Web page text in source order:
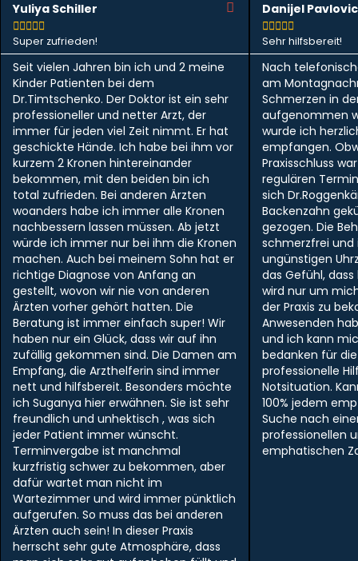
Yuliya Schiller

Super zufrieden!
Seit vielen Jahren bin ich und 2 meine
Kinder Patienten bei dem
Dr.Timtschenko. Der Doktor ist ein sehr
professioneller und netter Arzt, der
immer für jeden viel Zeit nimmt. Er hat
geschickte Hände. Ich habe bei ihm vor
kurzem 2 Kronen hintereinander
bekommen, mit den beiden bin ich
total zufrieden. Bei anderen Ärzten
woanders habe ich immer alle Kronen
nachbessern lassen müssen. Ab jetzt
würde ich immer nur bei ihm die Kronen
machen. Auch bei meinem Sohn hat er
richtige Diagnose von Anfang an
gestellt, wovon wir nie von anderen
Ärzten vorher gehört hatten. Die
Beratung ist immer einfach super! Wir
haben nur ein Glück, dass wir auf ihn
zufällig gekommen sind. Die Damen am
Empfang, die Arzthelferin sind immer
nett und hilfsbereit. Besonders möchte
ich Suganya hier erwähnen. Sie ist sehr
freundlich und unhektisch , was sich
jeder Patient immer wünscht.
Terminvergabe ist manchmal
kurzfristig schwer zu bekommen, aber
dafür wartet man nicht im
Wartezimmer und wird immer pünktlich
aufgerufen. So muss das bei anderen
Ärzten auch sein! In dieser Praxis
herrscht sehr gute Atmosphäre, dass
Danijel Pavlovic

Sehr hilfsbereit!
Nach
am
Schmerzen in
aufgenommen
wurde ich
empfangen.
Praxisschluss
regulären
sich
Backenzahn
gezogen. Die
schmerzfrei
ungünstigen
das Gefühl,
wird nur um
der Praxis zu
Anwesenden
und ich kann
bedanken für
professionelle
Notsituation.
100% jedem
Suche nach
professionellen
emphatischen